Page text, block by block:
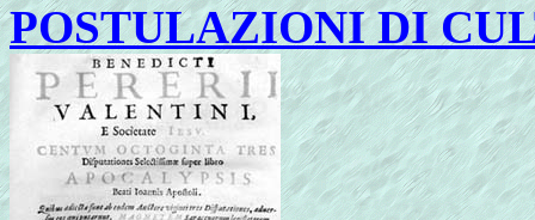
POSTULAZIONI DI